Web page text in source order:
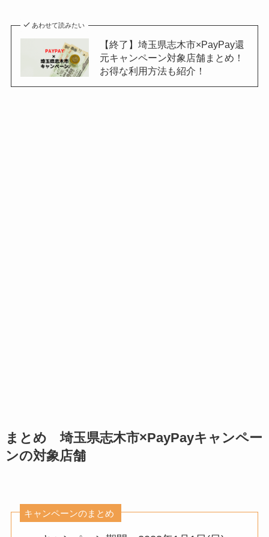
あわせて読みたい
【終了】埼玉県志木市×PayPay還
元キャンペーン対象店舗まとめ！
お得な利用方法も紹介！
まとめ 埼玉県志木市×PayPayキャンペー
ンの対象店舗
キャンペーンのまとめ